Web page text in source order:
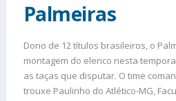
Palmeiras
Dono de 12 títulos brasileiros, o
montagem do elenco nesta
as taças que disputar. O time
trouxe Paulinho do Atlético-MG,